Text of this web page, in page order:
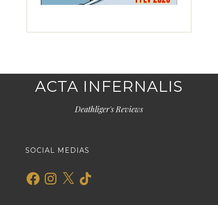
ACTA INFERNALIS
Deathliger's Reviews
SOCIAL MEDIAS
FacebookInstagram
X TikTok